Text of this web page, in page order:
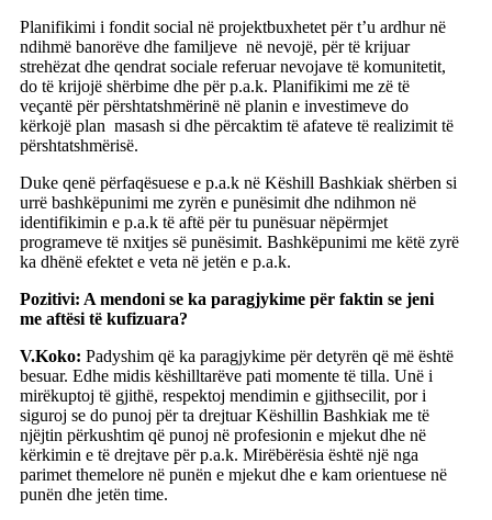
Planifikimi i fondit social në projektbuxhetet për t’u ardhur në
ndihmë banorëve dhe familjeve në nevojë, për të krijuar
strehëzat dhe qendrat sociale referuar nevojave të komunitetit,
do të krijojë shërbime dhe për p.a.k. Planifikimi me zë të
veçantë për përshtatshmërinë në planin e investimeve do
kërkojë plan masash si dhe përcaktim të afateve të realizimit të
përshtatshmërisë.
Duke qenë përfaqësuese e p.a.k në Këshill Bashkiak shërben si
urrë bashkëpunimi me zyrën e punësimit dhe ndihmon në
identifikimin e p.a.k të aftë për tu punësuar nëpërmjet
programeve të nxitjes së punësimit. Bashkëpunimi me këtë zyrë
ka dhënë efektet e veta në jetën e p.a.k.
Pozitivi: A mendoni se ka paragjykime për faktin se jeni
me aftësi të kufizuara?
V.Koko: Padyshim që ka paragjykime për detyrën që më është
besuar. Edhe midis këshilltarëve pati momente të tilla. Unë i
mirëkuptoj të gjithë, respektoj mendimin e gjithsecilit, por i
siguroj se do punoj për ta drejtuar Këshillin Bashkiak me të
njëjtin përkushtim që punoj në profesionin e mjekut dhe në
kërkimin e të drejtave për p.a.k. Mirëbërësia është një nga
parimet themelore në punën e mjekut dhe e kam orientuese në
punën dhe jetën time.